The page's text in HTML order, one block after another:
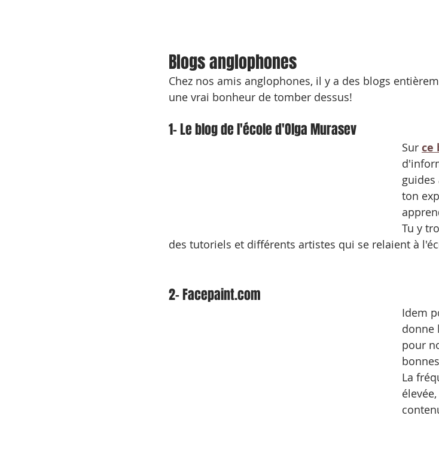
Blogs anglophones
Chez nos amis anglophones, il y a des blogs
une vrai bonheur de tomber dessus!
1- Le blog de l'école d'Olga Murasev
Sur ce
guides
ton
Tu y
des tutoriels et différents artistes qui se relaient à
2- Facepaint.com
Idem
donne
pour
La